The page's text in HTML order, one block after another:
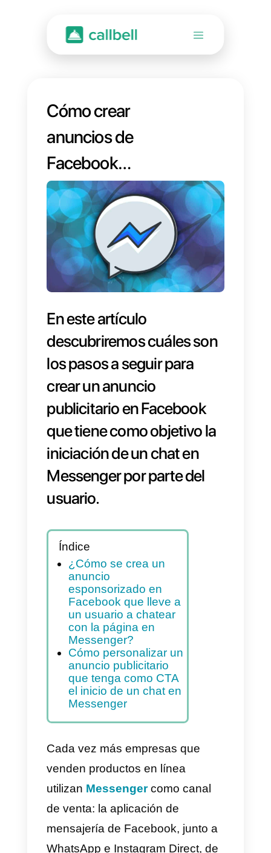
Cómo crear
anuncios de
Facebook
Messenger
En este artículo
descubriremos cuáles son
los pasos a seguir para
crear un anuncio
publicitario en Facebook
que tiene como objetivo la
iniciación de un chat en
Messenger por parte del
usuario.
Índice
¿Cómo se crea un
anuncio
esponsorizado en
un usuario a chatear
con la página en
Messenger?
Cómo personalizar un
anuncio publicitario
que tenga como CTA
el inicio de un chat en